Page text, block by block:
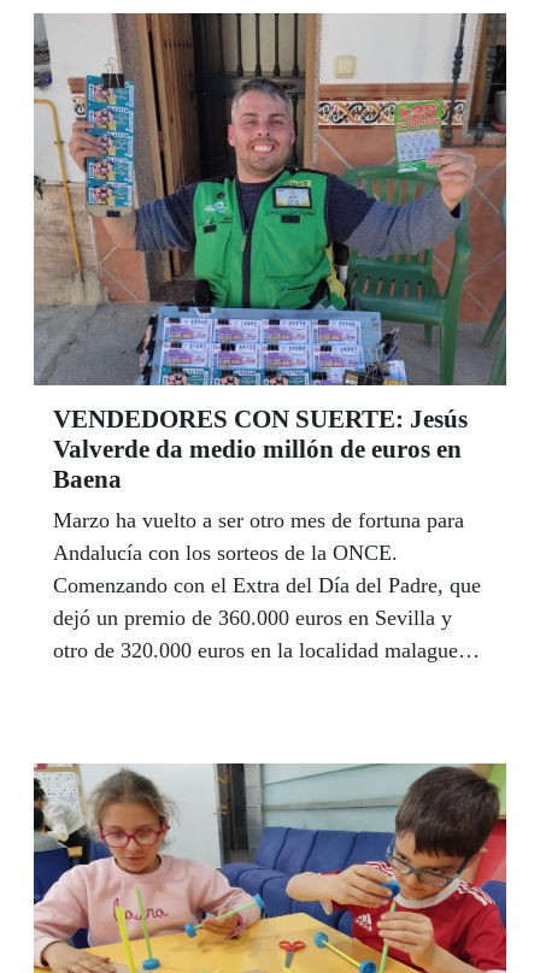
Sociales de la ONCE para tantos miles de
personas y de familias. Desde el pasado mes de
enero, es la nueva directora de Educación,
Empleo y Braille de la ONCE y tiene ante sí
entre otros el reto de actualizar el modelo de
atención educativa para responder a las nuevas
necesidades que plantea hoy la sociedad.
VENDEDORES CON SUERTE: Jesús
Valverde da medio millón de euros en
Baena
Marzo ha vuelto a ser otro mes de fortuna para
Andalucía con los sorteos de la ONCE.
Comenzando con el Extra del Día del Padre, que
dejó un premio de 360.000 euros en Sevilla y
otro de 320.000 euros en la localidad malagueña
de la ONCE.